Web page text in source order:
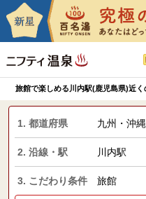
旅館で楽しめる川内駅(鹿児島県)近
1. 都道府県 九州・沖
2. 沿線・駅 川内駅
3. こだわり条件 旅館